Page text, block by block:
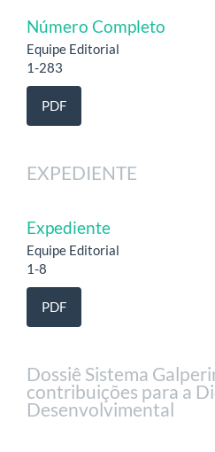
Número Completo
Equipe Editorial
1-283
PDF
EXPEDIENTE
Expediente
Equipe Editorial
1-8
PDF
Dossiê Sistema
contribuições para a
Desenvolvimental